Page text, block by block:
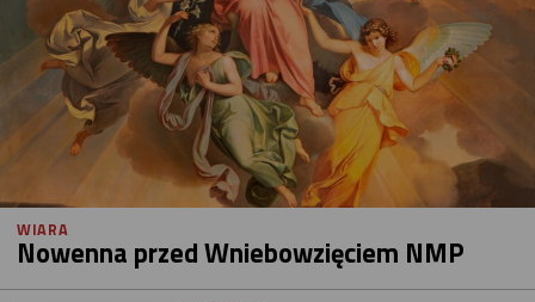
WIARA
Nowenna przed Wniebowzięciem NMP